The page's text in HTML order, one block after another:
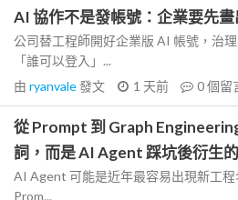
AI 協作不是發帳號：企業要先
公司替工程師開好企業版 AI 帳號，治
「誰可以登入」...
由 ryanvale發文 1 天前 0個留
從 Prompt 到 Graph
詞，而是 AI Agent 踩坑後衍生
AI Agent 可能是近年最容易出現新工
Prom...